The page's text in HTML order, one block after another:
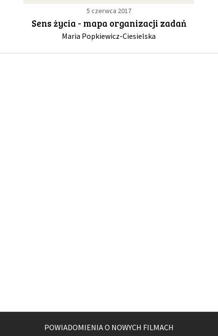
GALERIA
DRUŻYNA
5 czerwca 2017
Sens życia - mapa organizacji zadań
Maria Popkiewicz-Ciesielska
POWIADOMIENIA O NOWYCH FILMACH